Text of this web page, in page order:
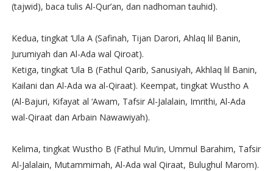
(tajwid), baca tulis Al-Qur’an, dan nadhoman tauhid).
Kedua, tingkat ‘Ula A (Safinah, Tijan Darori, Ahlaq lil Banin,
Jurumiyah dan Al-Ada wal Qiroat).
Ketiga, tingkat ‘Ula B (Fathul Qarib, Sanusiyah, Akhlaq lil Banin,
Kailani dan Al-Ada wa al-Qiraat). Keempat, tingkat Wustho A
(Al-Bajuri, Kifayat al ‘Awam, Tafsir Al-Jalalain, Imrithi, Al-Ada
wal-Qiraat dan Arbain Nawawiyah).
Kelima, tingkat Wustho B (Fathul Mu’in, Ummul Barahim, Tafsir
Al-Jalalain, Mutammimah, Al-Ada wal Qiraat, Bulughul Marom).